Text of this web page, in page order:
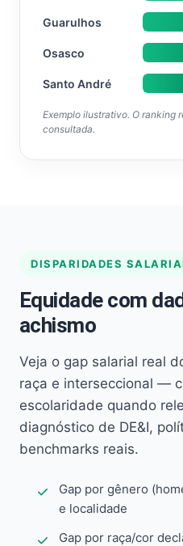
Guarulhos
Osasco
Santo André
Exemplo ilustrativo. O ranking
consultada.
DISPARIDADES
Equidade com
achismo
Veja o gap salarial real
raça e interseccional —
escolaridade quando
diagnóstico de DE&I,
benchmarks reais.
Gap por gênero
e localidade
Gap por raça/cor